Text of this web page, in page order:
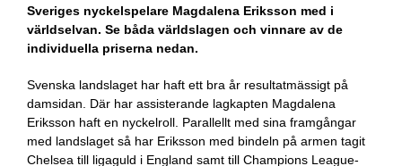
Sveriges nyckelspelare Magdalena Eriksson med i
världselvan. Se båda världslagen och vinnare av de
individuella priserna nedan.
Svenska landslaget har haft ett bra år resultatmässigt på
damsidan. Där har assisterande lagkapten Magdalena
Eriksson haft en nyckelroll. Parallellt med sina framgångar
med landslaget så har Eriksson med bindeln på armen tagit
Chelsea till ligaguld i England samt till Champions League-